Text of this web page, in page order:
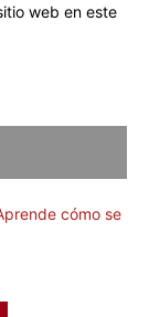
web en este
cómo se